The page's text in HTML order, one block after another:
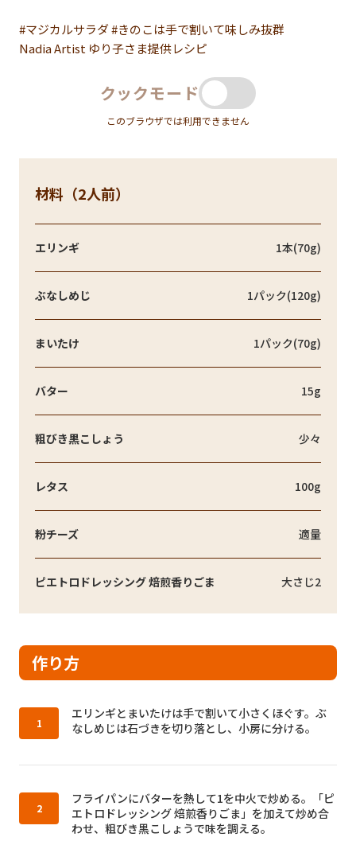
#マジカルサラダ #きのこは手で割いて味しみ抜群
Nadia Artist ゆり子さま提供レシピ
クックモード
このブラウザでは利用できません
材料（2人前）
エリンギ 1本(70g)
ぶなしめじ 1パック(120g)
まいたけ 1パック(70g)
バター 15g
粗びき黒こしょう 少々
レタス 100g
粉チーズ 適量
ピエトロドレッシング 焙煎香りごま 大さじ2
作り方
作り方1：
エリンギとまいたけは手で割いて小さくほぐす。ぶ
なしめじは石づきを切り落とし、小房に分ける。
作り方2：
フライパンにバターを熱して1を中火で炒める。「ピ
エトロドレッシング 焙煎香りごま」を加えて炒め合
わせ、粗びき黒こしょうで味を調える。